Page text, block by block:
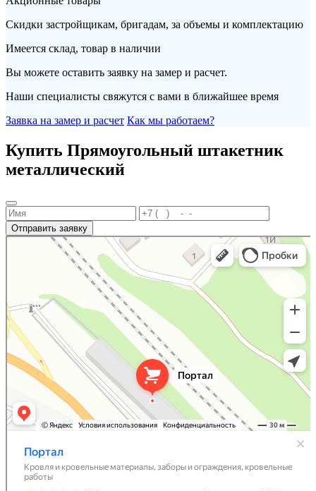
Скидки застройщикам, бригадам, за объемы и комплектацию
Имеется склад, товар в наличии
Вы можете оставить заявку на замер и расчет.
Наши специалисты свяжутся с вами в ближайшее время
Заявка на замер и расчет Как мы работаем?
Купить Прямоугольный штакетник
металлический
Отправить заявку
Портал
Кровля и кровельные материалы в Новороссийске
Фасады и фасадные системы в Новороссийске